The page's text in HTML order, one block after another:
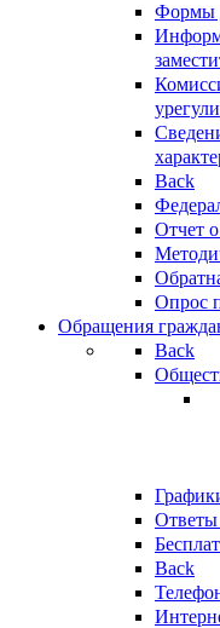
Формы
Back
Отчет
Опрос
Обращения
Back
Ответы
Back